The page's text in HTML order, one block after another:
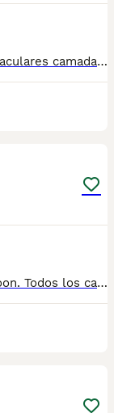
📞📞6️⃣4️⃣1️⃣9️⃣2️⃣2️⃣3️⃣9️⃣0️⃣📞📞📞📞 Espectaculares camadas de gatitos de persa negro portados del himalayo nacionales descendientes de las mejores líneas de sangre. Disponibles tanto hembras como machos. Las camadas están bajo supervisión veterinaria desde su nacimiento hasta que son entregadas a su nueva familia. Criados por un equipo de profesionales y mejores personas que, con más de 20 años de experiencia , cuidan a los animales por vocación, aplicando una cría ética y responsable para que cada cachorro se desarrolle con la mejor salud y con un buen temperamento. Todos los cachorritos se entregan con unos dos meses y medio de edad y sus vacunas correspondientes, desparasitados interna y externamente, con certificado de salud, y garantía tanto por enfermedad vírica como congénito genética. Posibilidad de entregar en toda España mediante transporte propio preparado para animales y con chofer privado. Los precios pueden variar según las características y morfología de cada cachorro. Añádenos al whats app o llámanos, y encantados atenderemos todas tus dudas y consultas. Teléfono / Whats app: 641 92 23 90
Espectaculares camada de gato Maine Coon. Todos los cachorritos se entregan con unos dos meses y medio de edad y sus vacunas correspondientes, desparasitados interna y externamente, con certificado de salud, y garantía tanto por enfermedad vírica como congénito genética. Posibilidad de entregar en toda España mediante transporte propio preparado para animales y con chofer privado. Los precios pueden variar según las características y morfología de cada cachorro. Añádenos al whats app o llámanos, y encantados atenderemos todas tus dudas y consultas. Teléfono / Whats app: 641 92 23 90